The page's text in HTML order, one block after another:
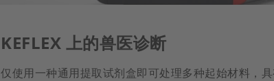
KEFLEX 上的兽医诊断
仅使用一种通用提取试剂盒即可处理多种起始材料，